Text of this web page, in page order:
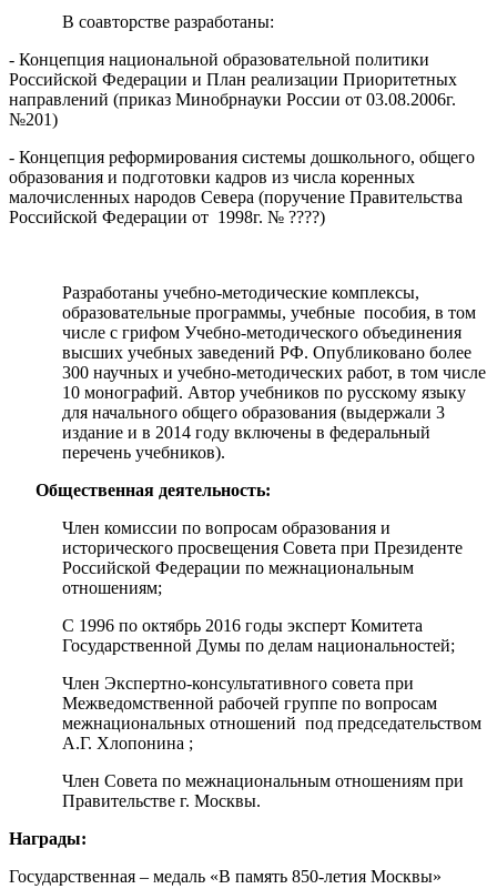
В соавторстве разработаны:
- Концепция национальной образовательной политики
Российской Федерации и План реализации Приоритетных
направлений (приказ Минобрнауки России от 03.08.2006г.
№201)
- Концепция реформирования системы дошкольного, общего
образования и подготовки кадров из числа коренных
малочисленных народов Севера (поручение Правительства
Российской Федерации от 1998г. № ????)
Разработаны учебно-методические комплексы,
образовательные программы, учебные пособия, в том
числе с грифом Учебно-методического объединения
высших учебных заведений РФ. Опубликовано более
300 научных и учебно-методических работ, в том числе
10 монографий. Автор учебников по русскому языку
для начального общего образования (выдержали 3
издание и в 2014 году включены в федеральный
перечень учебников).
Общественная деятельность:
Член комиссии по вопросам образования и
исторического просвещения Совета при Президенте
Российской Федерации по межнациональным
отношениям;
С 1996 по октябрь 2016 годы эксперт Комитета
Государственной Думы по делам национальностей;
Член Экспертно-консультативного совета при
Межведомственной рабочей группе по вопросам
межнациональных отношений под председательством
А.Г. Хлопонина ;
Член Совета по межнациональным отношениям при
Правительстве г. Москвы.
Награды:
Государственная – медаль «В память 850-летия Москвы»